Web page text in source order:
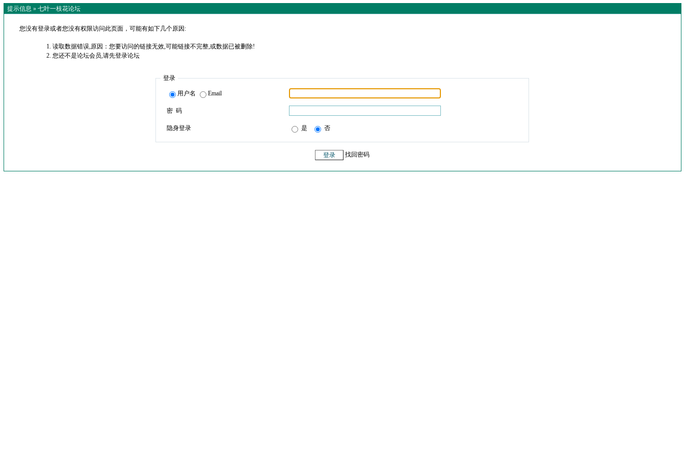
提示信息 » 七叶一枝花论坛
您没有登录或者您没有权限访问此页面，可能有如下几个原因:
读取数据错误,原因：您要访问的链接无效,可能链接不完整,或数据已被删除!
您还不是论坛会员,请先登录论坛
登录
用户名 Email
密 码
隐身登录 是 否
找回密码